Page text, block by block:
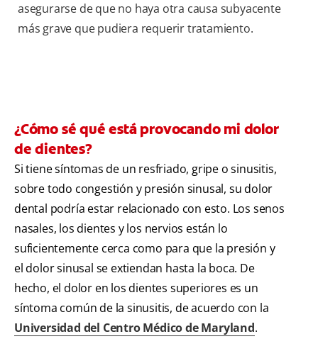
asegurarse de que no haya otra causa subyacente
más grave que pudiera requerir tratamiento.
¿Cómo sé qué está provocando mi dolor
de dientes?
Si tiene síntomas de un resfriado, gripe o sinusitis,
sobre todo congestión y presión sinusal, su dolor
dental podría estar relacionado con esto. Los senos
nasales, los dientes y los nervios están lo
suficientemente cerca como para que la presión y
el dolor sinusal se extiendan hasta la boca. De
hecho, el dolor en los dientes superiores es un
síntoma común de la sinusitis, de acuerdo con la
Universidad del Centro Médico de Maryland.